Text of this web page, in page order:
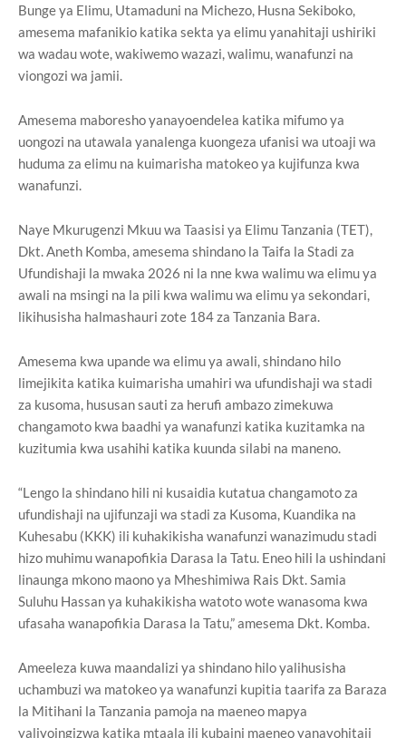
Bunge ya Elimu, Utamaduni na Michezo, Husna Sekiboko,
amesema mafanikio katika sekta ya elimu yanahitaji ushiriki
wa wadau wote, wakiwemo wazazi, walimu, wanafunzi na
viongozi wa jamii.
Amesema maboresho yanayoendelea katika mifumo ya
uongozi na utawala yanalenga kuongeza ufanisi wa utoaji wa
huduma za elimu na kuimarisha matokeo ya kujifunza kwa
wanafunzi.
Naye Mkurugenzi Mkuu wa Taasisi ya Elimu Tanzania (TET),
Dkt. Aneth Komba, amesema shindano la Taifa la Stadi za
Ufundishaji la mwaka 2026 ni la nne kwa walimu wa elimu ya
awali na msingi na la pili kwa walimu wa elimu ya sekondari,
likihusisha halmashauri zote 184 za Tanzania Bara.
Amesema kwa upande wa elimu ya awali, shindano hilo
limejikita katika kuimarisha umahiri wa ufundishaji wa stadi
za kusoma, hususan sauti za herufi ambazo zimekuwa
changamoto kwa baadhi ya wanafunzi katika kuzitamka na
kuzitumia kwa usahihi katika kuunda silabi na maneno.
“Lengo la shindano hili ni kusaidia kutatua changamoto za
ufundishaji na ujifunzaji wa stadi za Kusoma, Kuandika na
Kuhesabu (KKK) ili kuhakikisha wanafunzi wanazimudu stadi
hizo muhimu wanapofikia Darasa la Tatu. Eneo hili la ushindani
linaunga mkono maono ya Mheshimiwa Rais Dkt. Samia
Suluhu Hassan ya kuhakikisha watoto wote wanasoma kwa
ufasaha wanapofikia Darasa la Tatu,” amesema Dkt. Komba.
Ameeleza kuwa maandalizi ya shindano hilo yalihusisha
uchambuzi wa matokeo ya wanafunzi kupitia taarifa za Baraza
la Mitihani la Tanzania pamoja na maeneo mapya
yaliyoingizwa katika mtaala ili kubaini maeneo yanayohitaji